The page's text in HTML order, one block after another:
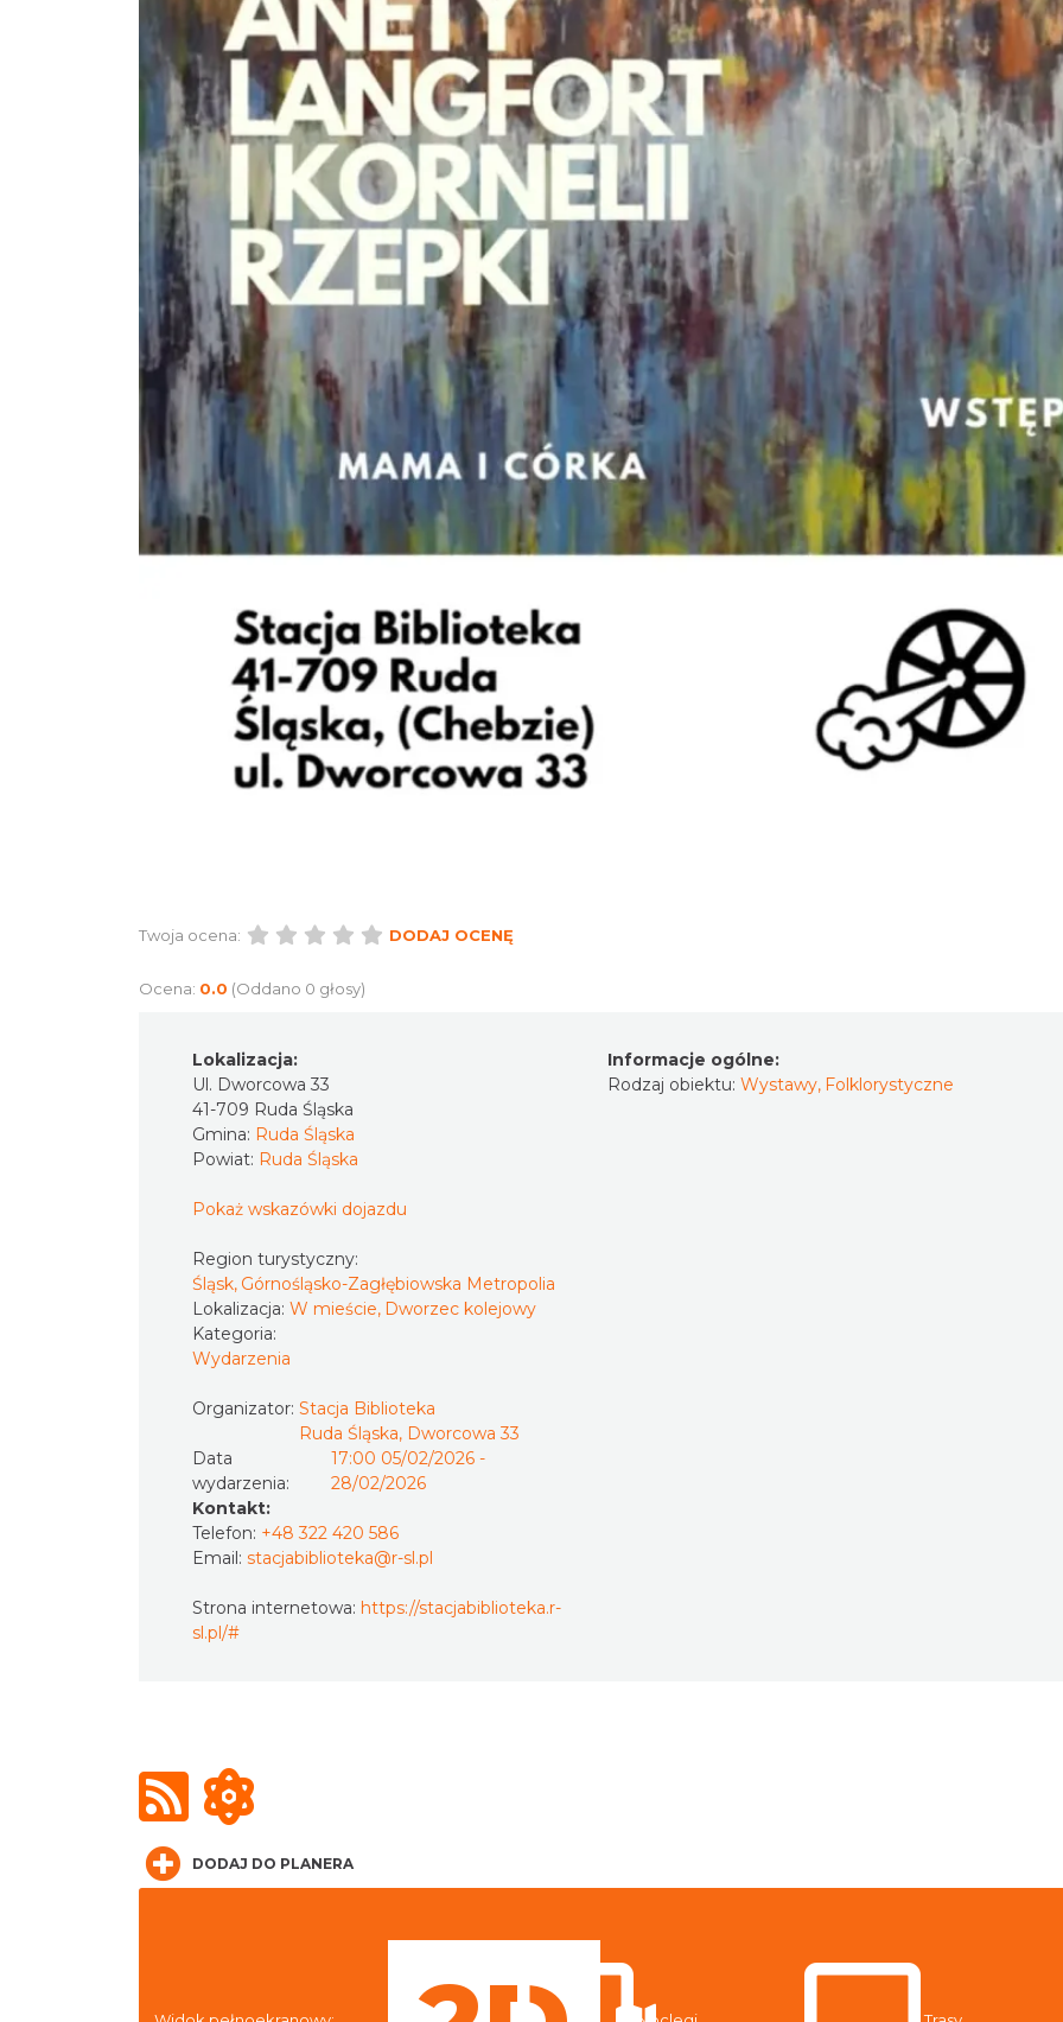
Twoja ocena: DODAJ OCENĘ
Ocena: 0.0 (Oddano 0 głosy)
Lokalizacja:
Ul. Dworcowa 33
41-709 Ruda Śląska
Gmina: Ruda Śląska
Powiat: Ruda Śląska
Pokaż wskazówki dojazdu
Region turystyczny:
Śląsk, Górnośląsko-Zagłębiowska Metropolia
Lokalizacja: W mieście, Dworzec kolejowy
Kategoria:
Wydarzenia
Organizator: Stacja Biblioteka
Ruda Śląska, Dworcowa 33
Data
wydarzenia:
17:00 05/02/2026 -
28/02/2026
Kontakt:
Telefon: +48 322 420 586
Email: stacjabiblioteka@r-sl.pl
Strona internetowa: https://stacjabiblioteka.r-
sl.pl/#
Informacje ogólne:
Rodzaj obiektu: Wystawy, Folklorystyczne
DODAJ DO PLANERA